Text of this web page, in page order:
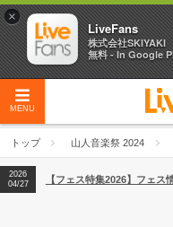
MENU
トップ 山人音楽祭 2024
2026
04/27
2026
【ライブ動員ランキング】
2026
04/27
【フェス特集2026】フェス
×
LiveFans
株式会社SKIYAKI
無料 - In Google